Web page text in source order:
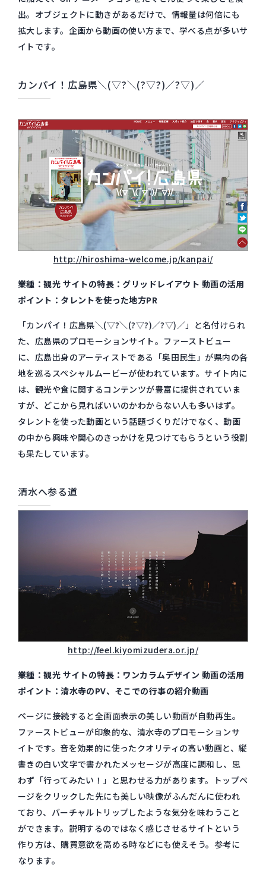
出。オブジェクトに動きがあるだけで、情報量は何倍にも
拡大します。企画から動画の使い方まで、学べる点が多いサ
イトです。
カンパイ！広島県＼(▽?＼(?▽?)／?▽)／
http://hiroshima-welcome.jp/kanpai/
業種：観光 サイトの特長：グリッドレイアウト 動画の活用
ポイント：タレントを使った地方PR
「カンパイ！広島県＼(▽?＼(?▽?)／?▽)／」と名付けられ
た、広島県のプロモーションサイト。ファーストビュー
に、広島出身のアーティストである「奥田民生」が県内の各
地を巡るスペシャルムービーが使われています。サイト内に
は、観光や食に関するコンテンツが豊富に提供されていま
すが、どこから見ればいいのかわからない人も多いはず。
タレントを使った動画という話題づくりだけでなく、動画
の中から興味や関心のきっかけを見つけてもらうという役割
も果たしています。
清水へ参る道
http://feel.kiyomizudera.or.jp/
業種：観光 サイトの特長：ワンカラムデザイン 動画の活用
ポイント：清水寺のPV、そこでの行事の紹介動画
ページに接続すると全画面表示の美しい動画が自動再生。
ファーストビューが印象的な、清水寺のプロモーションサ
イトです。音を効果的に使ったクオリティの高い動画と、縦
書きの白い文字で書かれたメッセージが高度に調和し、思
わず「行ってみたい！」と思わせる力があります。トップペ
ージをクリックした先にも美しい映像がふんだんに使われ
ており、バーチャルトリップしたような気分を味わうこと
ができます。説明するのではなく感じさせるサイトという
作り方は、購買意欲を高める時などにも使えそう。参考に
なります。